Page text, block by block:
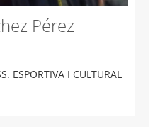
Pérez
ESPORTIVA I CULTURAL